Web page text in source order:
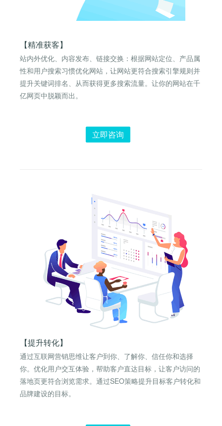
【精准获客】
站内外优化、内容发布、链接交换：根据网站定位、产品属
性和用户搜索习惯优化网站，让网站更符合搜索引擎规则并
提升关键词排名、从而获得更多搜索流量。让你的网站在千
亿网页中脱颖而出。
立即咨询
【提升转化】
通过互联网营销思维让客户到你、了解你、信任你和选择
你。优化用户交互体验，帮助客户直达目标，让客户访问的
落地页更符合浏览需求。通过SEO策略提升目标客户转化和
品牌建设的目标。